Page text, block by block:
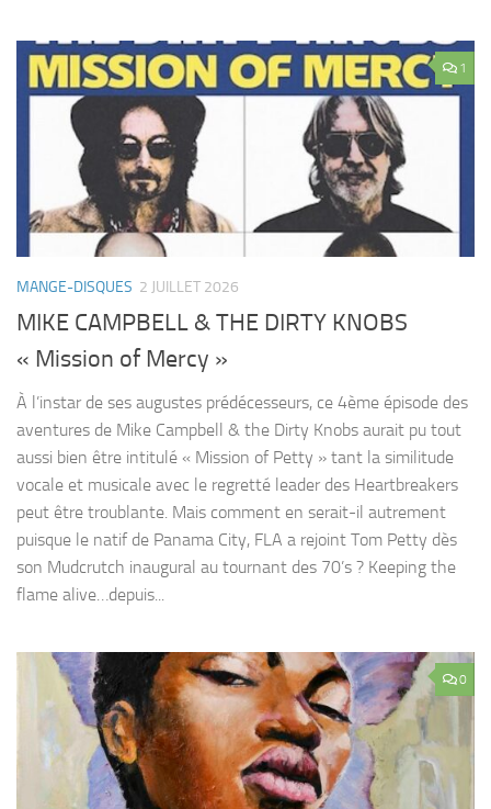
1
MANGE-DISQUES 2 JUILLET 2026
MIKE CAMPBELL & THE DIRTY KNOBS
« Mission of Mercy »
À l’instar de ses augustes prédécesseurs, ce 4ème épisode des
aventures de Mike Campbell & the Dirty Knobs aurait pu tout
aussi bien être intitulé « Mission of Petty » tant la similitude
vocale et musicale avec le regretté leader des Heartbreakers
peut être troublante. Mais comment en serait-il autrement
puisque le natif de Panama City, FLA a rejoint Tom Petty dès
son Mudcrutch inaugural au tournant des 70’s ? Keeping the
flame alive…depuis...
0